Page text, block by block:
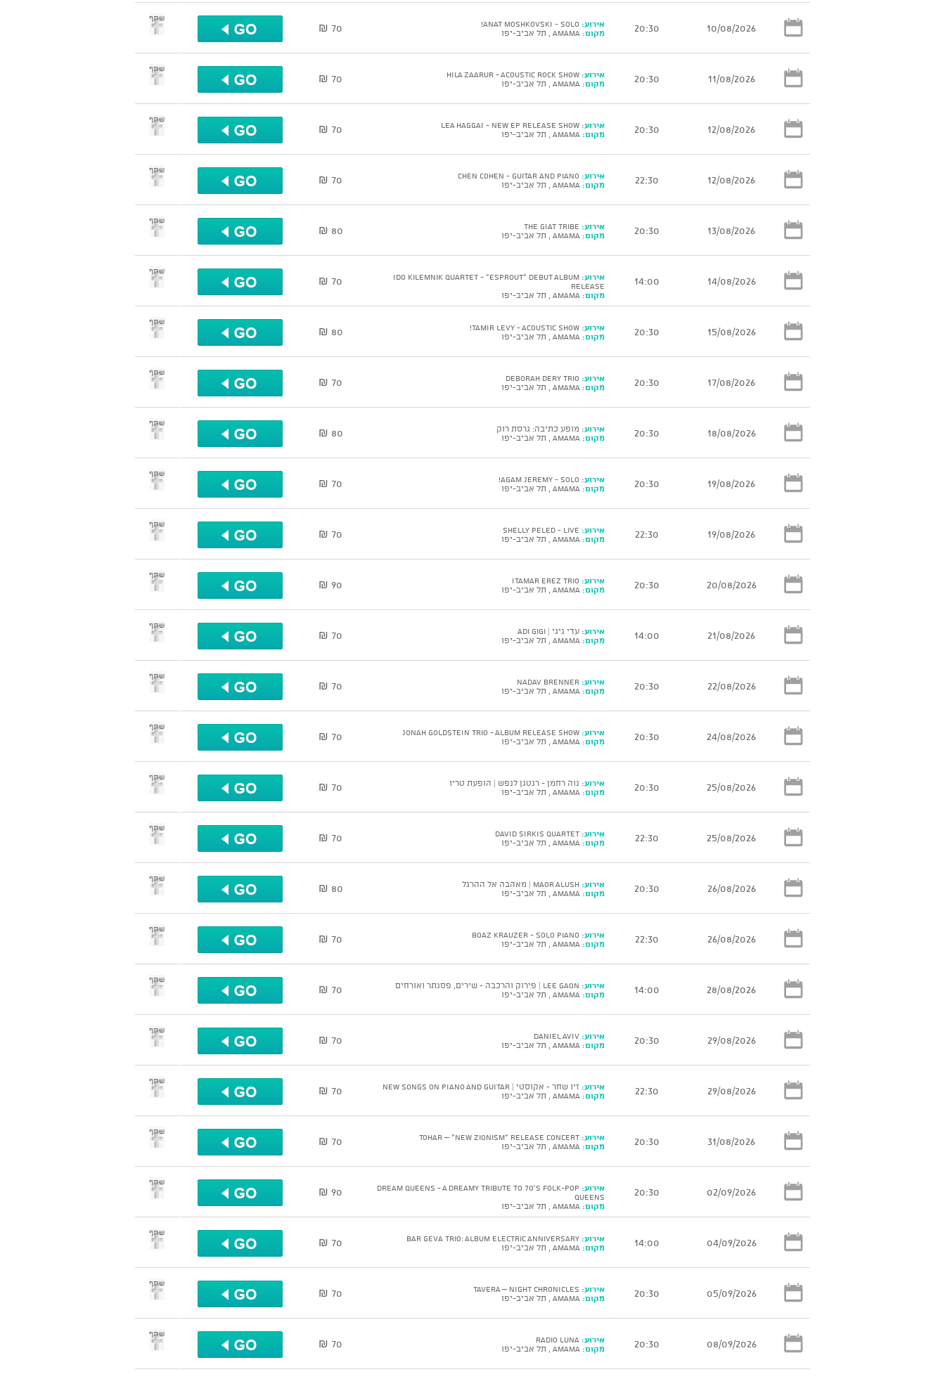
10/08/2026
20:30 אירוע:
מקום:
70 ₪
שתף
11/08/2026
20:30 אירוע:
מקום:
70 ₪
שתף
12/08/2026
20:30 אירוע:
מקום:
70 ₪
שתף
12/08/2026
22:30 אירוע:
מקום:
70 ₪
שתף
13/08/2026
20:30 אירוע:
מקום:
80 ₪
שתף
14/08/2026
14:00 אירוע: Ido Kilemnik Quartet - “ESPROUT” Debut Album
Release
מקום:
70 ₪
שתף
15/08/2026
20:30 אירוע:
מקום:
80 ₪
שתף
17/08/2026
20:30 אירוע:
מקום:
70 ₪
שתף
18/08/2026
20:30 אירוע: מופע כתיבה: גרסת רוק
מקום:
80 ₪
שתף
19/08/2026
20:30 אירוע:
מקום:
70 ₪
שתף
19/08/2026
22:30 אירוע:
מקום:
70 ₪
שתף
20/08/2026
20:30 אירוע:
מקום:
90 ₪
שתף
21/08/2026
14:00 אירוע: עדי גיגי | Adi Gigi
מקום:
70 ₪
שתף
22/08/2026
20:30 אירוע:
מקום:
70 ₪
שתף
24/08/2026
20:30 אירוע:
מקום:
70 ₪
שתף
25/08/2026
20:30 אירוע: נוה רחמן - רנטגן לנפש | הופעת טריו
מקום:
70 ₪
שתף
25/08/2026
22:30 אירוע:
מקום:
70 ₪
שתף
26/08/2026
20:30 אירוע:
מקום:
80 ₪
שתף
26/08/2026
22:30 אירוע:
מקום:
70 ₪
שתף
28/08/2026
14:00 אירוע:
מקום:
70 ₪
שתף
29/08/2026
20:30 אירוע:
מקום:
70 ₪
שתף
29/08/2026
22:30 אירוע: זיו שחר - אקוסטי | NEW SONGS ON PIANO AND GUITAR
מקום:
70 ₪
שתף
31/08/2026
20:30 אירוע:
מקום:
70 ₪
שתף
02/09/2026
20:30 אירוע: DREAM QUEENS - A Dreamy Tribute to 70’s Folk-Pop
Queens
מקום:
90 ₪
שתף
04/09/2026
14:00 אירוע:
מקום:
70 ₪
שתף
05/09/2026
20:30 אירוע:
מקום:
70 ₪
שתף
08/09/2026
20:30 אירוע:
מקום:
70 ₪
שתף